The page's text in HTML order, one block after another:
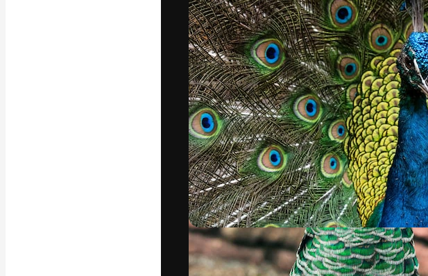
assinantes entre criativos, empresas,
agências e estúdios.
Português
Copyright © 2010-2026Freepik Company S.L.U.